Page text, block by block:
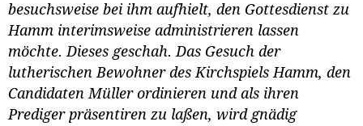
besuchsweise bei ihm aufhielt, den Gottesdienst zu
Hamm interimsweise administrieren lassen
möchte. Dieses geschah. Das Gesuch der
lutherischen Bewohner des Kirchspiels Hamm, den
Candidaten Müller ordinieren und als ihren
Prediger präsentiren zu laßen, wird gnädig